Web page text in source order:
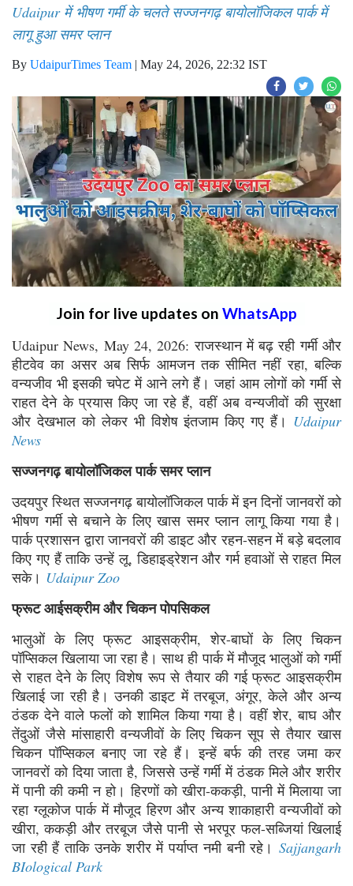
Udaipur में भीषण गर्मी के चलते सज्जनगढ़ बायोलॉजिकल पार्क में
लागू हुआ समर प्लान
By UdaipurTimes Team | May 24, 2026, 22:32 IST
Join for live updates on WhatsApp
Udaipur News, May 24, 2026: राजस्थान में बढ़ रही गर्मी और
हीटवेव का असर अब सिर्फ आमजन तक सीमित नहीं रहा, बल्कि
वन्यजीव भी इसकी चपेट में आने लगे हैं। जहां आम लोगों को गर्मी से
राहत देने के प्रयास किए जा रहे हैं, वहीं अब वन्यजीवों की सुरक्षा
और देखभाल को लेकर भी विशेष इंतजाम किए गए हैं। Udaipur
News
सज्जनगढ़ बायोलॉजिकल पार्क समर प्लान
उदयपुर स्थित सज्जनगढ़ बायोलॉजिकल पार्क में इन दिनों जानवरों को
भीषण गर्मी से बचाने के लिए खास समर प्लान लागू किया गया है।
पार्क प्रशासन द्वारा जानवरों की डाइट और रहन-सहन में बड़े बदलाव
किए गए हैं ताकि उन्हें लू, डिहाइड्रेशन और गर्म हवाओं से राहत मिल
सके। Udaipur Zoo
फ्रूट आईसक्रीम और चिकन पोपसिकल
भालुओं के लिए फ्रूट आइसक्रीम, शेर-बाघों के लिए चिकन
पॉप्सिकल खिलाया जा रहा है। साथ ही पार्क में मौजूद भालुओं को गर्मी
से राहत देने के लिए विशेष रूप से तैयार की गई फ्रूट आइसक्रीम
खिलाई जा रही है। उनकी डाइट में तरबूज, अंगूर, केले और अन्य
ठंडक देने वाले फलों को शामिल किया गया है। वहीं शेर, बाघ और
तेंदुओं जैसे मांसाहारी वन्यजीवों के लिए चिकन सूप से तैयार खास
चिकन पॉप्सिकल बनाए जा रहे हैं। इन्हें बर्फ की तरह जमा कर
जानवरों को दिया जाता है, जिससे उन्हें गर्मी में ठंडक मिले और शरीर
में पानी की कमी न हो। हिरणों को खीरा-ककड़ी, पानी में मिलाया जा
रहा ग्लूकोज पार्क में मौजूद हिरण और अन्य शाकाहारी वन्यजीवों को
खीरा, ककड़ी और तरबूज जैसे पानी से भरपूर फल-सब्जियां खिलाई
जा रही हैं ताकि उनके शरीर में पर्याप्त नमी बनी रहे। Sajjangarh
BIological Park